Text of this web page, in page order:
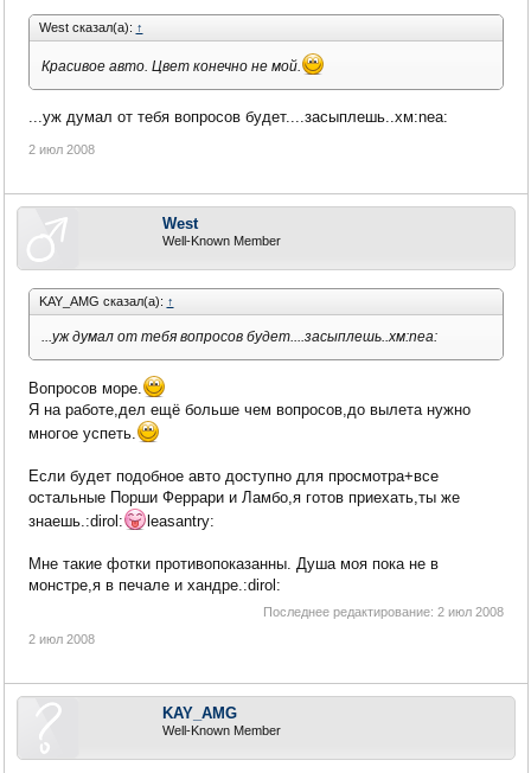
West сказал(а): ↑
Красивое авто. Цвет конечно не мой.
...уж думал от тебя вопросов будет....засыплешь..хм:nea:
2 июл 2008
West
Well-Known Member
KAY_AMG сказал(а): ↑
...уж думал от тебя вопросов будет....засыплешь..хм:nea:
Вопросов море.
Я на работе,дел ещё больше чем вопросов,до вылета нужно
многое успеть.
Если будет подобное авто доступно для просмотра+все
остальные Порши Феррари и Ламбо,я готов приехать,ты же
знаешь.:dirol:
leasantry:
Мне такие фотки противопоказанны. Душа моя пока не в
монстре,я в печале и хандре.:dirol:
Последнее редактирование: 2 июл 2008
2 июл 2008
KAY_AMG
Well-Known Member